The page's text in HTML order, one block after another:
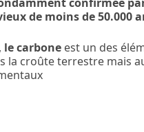
de moins de 50.000
le carbone est un des
la croûte terrestre mais